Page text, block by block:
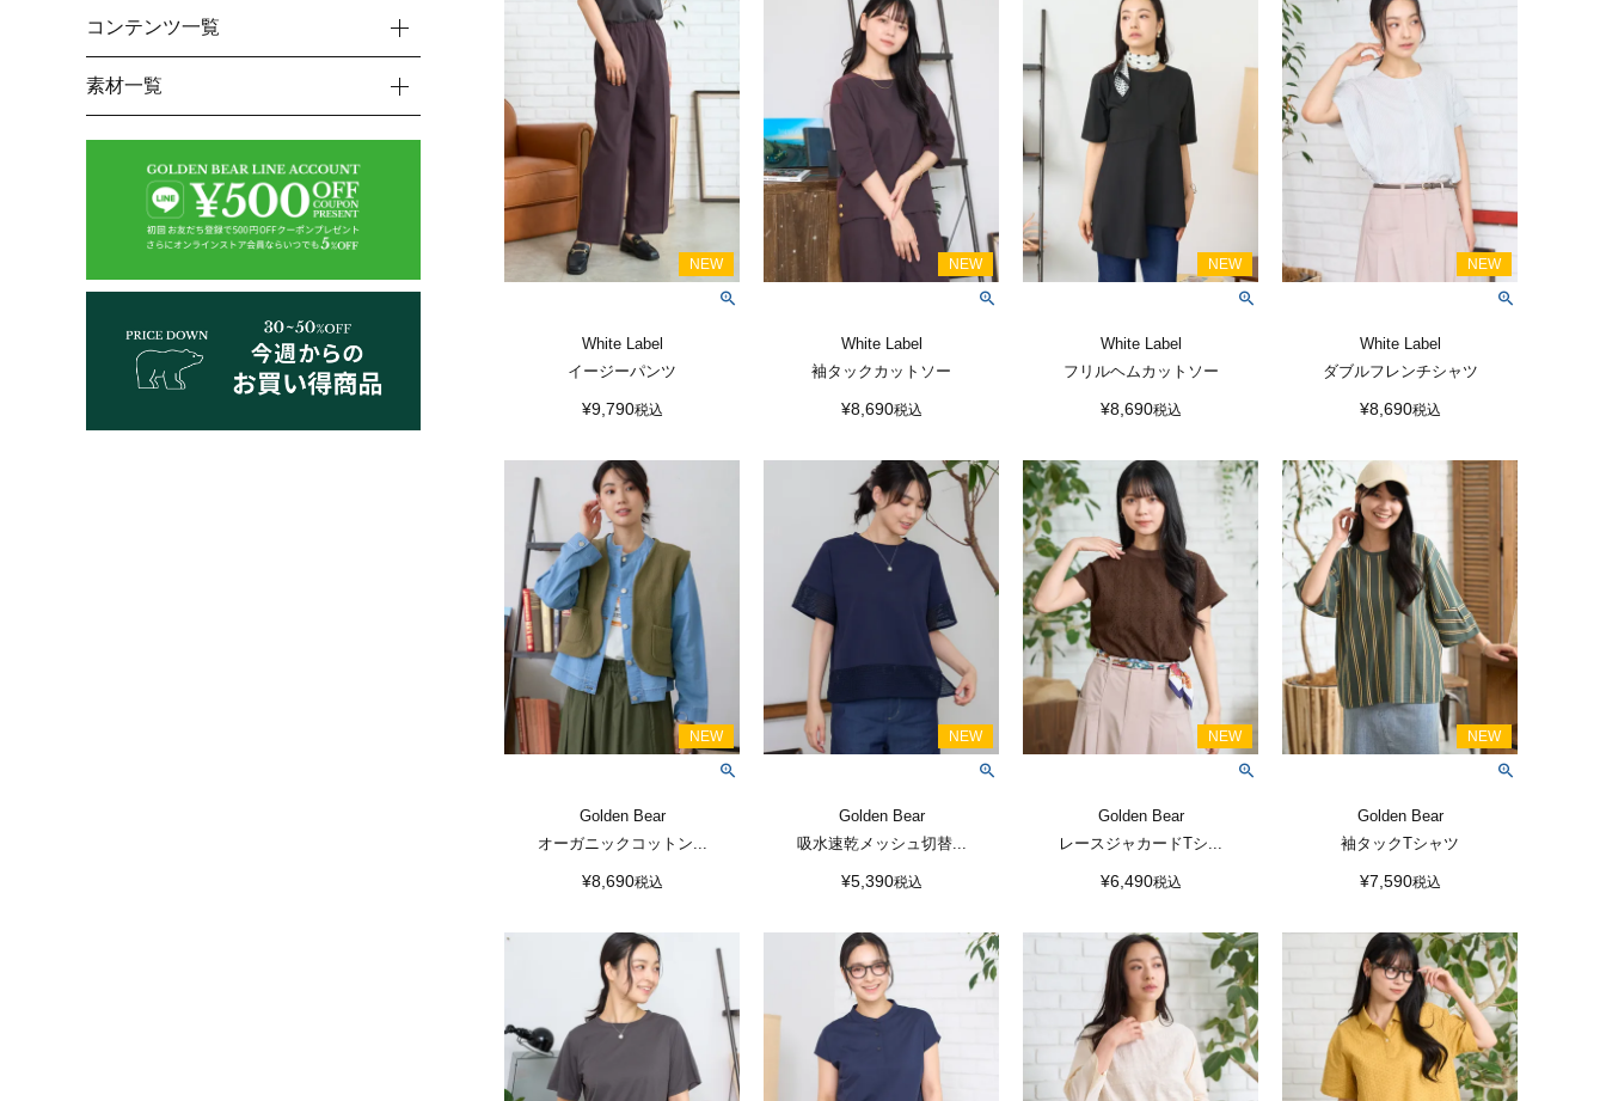
White Label
イージーパンツ
¥9,790税込
White Label
袖タックカットソー
¥8,690税込
White Label
フリルヘムカットソー
¥8,690税込
White Label
ダブルフレンチシャツ
¥8,690税込
Golden Bear
オーガニックコットン...
¥8,690税込
Golden Bear
吸水速乾メッシュ切替...
¥5,390税込
Golden Bear
レースジャカードTシ...
¥6,490税込
Golden Bear
袖タックTシャツ
¥7,590税込
コンテンツ一覧
素材一覧